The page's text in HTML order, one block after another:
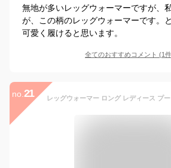
無地が多いレッグウォーマーですが、
が、この柄のレッグウォーマーです。
可愛く履けると思います。
全てのおすすめコメント (1
no. 21